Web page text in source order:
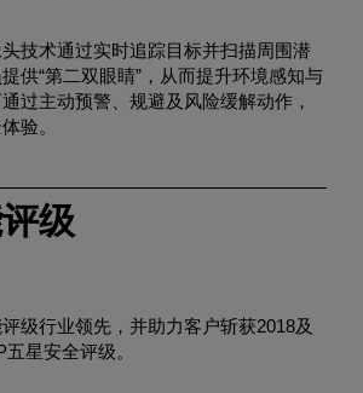
技术通过实时追踪目标并扫描周围潜
供“第二双眼睛”，从而提升环境感知与
过主动预警、规避及风险缓解动作，
验。
级
级行业领先，并助力客户斩获2018及
星安全评级。